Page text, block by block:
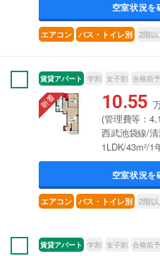
空室状況を
エアコン バス・トイレ別 2階以
賃貸アパート 学割 女子割 合格前
10.55
(管理費等：
西武池袋線/
1LDK/43m²/1
空室状況を
エアコン バス・トイレ別 2階以
賃貸アパート 学割 女子割 合格前